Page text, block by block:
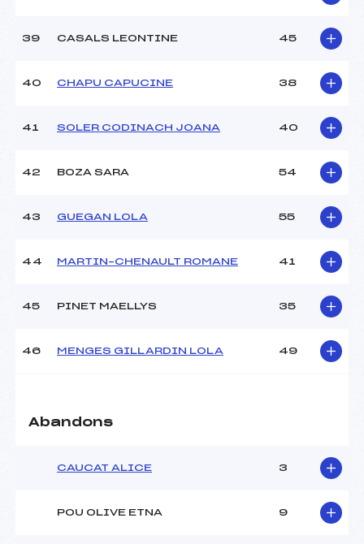
39 CASALS LEONTINE 45
40 CHAPU CAPUCINE 38
41 SOLER CODINACH JOANA 40
42 BOZA SARA 54
43 GUEGAN LOLA 55
44 MARTIN–CHENAULT ROMANE 41
45 PINET MAELLYS 35
46 MENGES GILLARDIN LOLA 49
Abandons
CAUCAT ALICE 3
POU OLIVE ETNA 9